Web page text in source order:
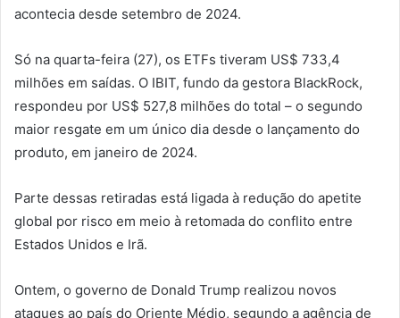
acontecia desde setembro de 2024.
Só na quarta-feira (27), os ETFs tiveram US$ 733,4
milhões em saídas. O IBIT, fundo da gestora BlackRock,
respondeu por US$ 527,8 milhões do total – o segundo
maior resgate em um único dia desde o lançamento do
produto, em janeiro de 2024.
Parte dessas retiradas está ligada à redução do apetite
global por risco em meio à retomada do conflito entre
Estados Unidos e Irã.
Ontem, o governo de Donald Trump realizou novos
ataques ao país do Oriente Médio, segundo a agência de